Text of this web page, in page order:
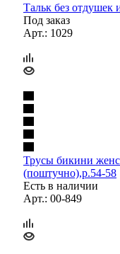
Тальк без отдушек
Под заказ
Арт.: 1029
Трусы бикини
(поштучно),р.54-58
Есть в наличии
Арт.: 00-849